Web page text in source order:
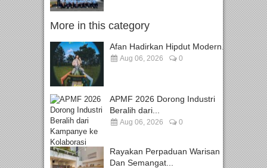
More in this category
Afan Hadirkan Hipdut Modern...
Aug 06, 2026 0
APMF 2026 Dorong Industri
Beralih dari...
Aug 06, 2026 0
Rayakan Perpaduan Warisan
Dan Semangat...